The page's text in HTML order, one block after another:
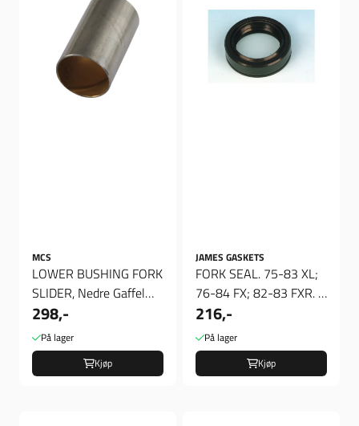
MCS
LOWER BUSHING FORK
SLIDER, Nedre Gaffel
Foring
298,-
På lager
Kjøp
JAMES GASKETS
FORK SEAL. 75-83 XL;
76-84 FX; 82-83 FXR. ,
Simmering
216,-
På lager
Kjøp